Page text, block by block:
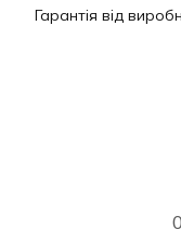
Гарантія від